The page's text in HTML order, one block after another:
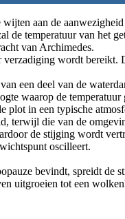
aan de
de temperatuur van het
van Archimedes.
verzadiging wordt
een deel van de
waarop de
plot in een typische
terwijl die van de
de stijging wordt
oscilleert.
bevindt, spreidt de
uitgroeien tot een